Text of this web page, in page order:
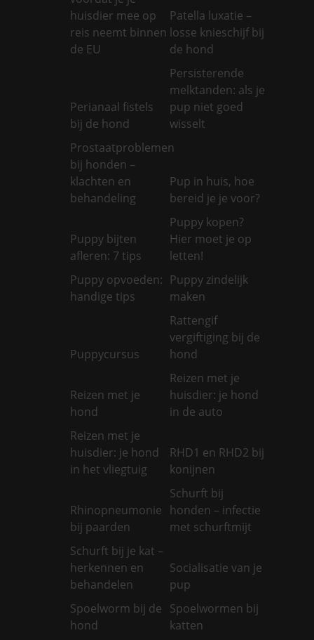
huisdier mee op
reis neemt binnen
de EU
Patella luxatie –
losse knieschijf bij
de hond
Perianaal fistels
bij de hond
Persisterende
melktanden: als je
pup niet goed
wisselt
Prostaatproblemen
bij honden –
klachten en
behandeling
Pup in huis, hoe
bereid je je voor?
Puppy bijten
afleren: 7 tips
Puppy kopen?
Hier moet je op
letten!
Puppy opvoeden:
handige tips
Puppy zindelijk
maken
Puppycursus
Rattengif
vergiftiging bij de
hond
Reizen met je
hond
Reizen met je
huisdier: je hond
in de auto
Reizen met je
huisdier: je hond
in het vliegtuig
RHD1 en RHD2 bij
konijnen
Rhinopneumonie
bij paarden
Schurft bij
honden – infectie
met schurftmijt
Schurft bij je kat –
herkennen en
behandelen
Socialisatie van je
pup
Spoelworm bij de
hond
Spoelwormen bij
katten